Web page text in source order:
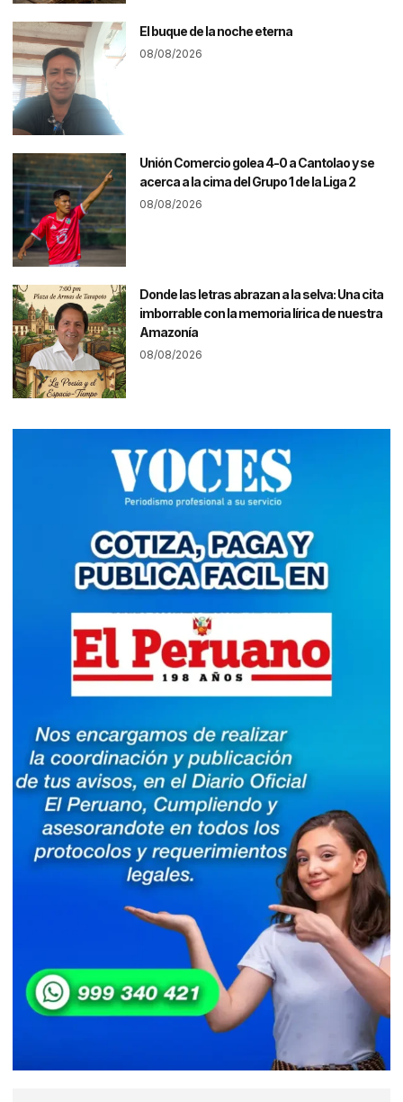
El buque de la noche eterna
08/08/2026
Unión Comercio golea 4-0 a Cantolao y se
acerca a la cima del Grupo 1 de la Liga 2
08/08/2026
Donde las letras abrazan a la selva: Una cita
imborrable con la memoria lírica de nuestra
Amazonía
08/08/2026